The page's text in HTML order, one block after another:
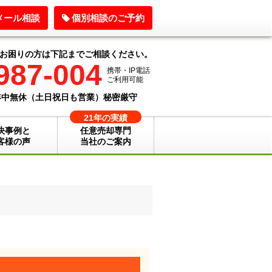
ール相談 個別相談のご予約
困りの方は下記までご相談ください。
004 携帯・IP電話
ご利用可能
無休（土日祝日も営業） 秘密厳守
事例と
様の声
任意売却専門
当社のご案内
21年の実績